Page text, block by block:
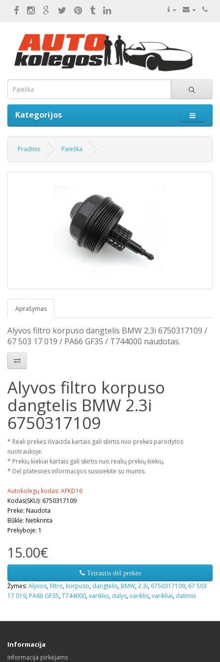
Kategorijos
Pradinis Paieška
Aprašymas
Alyvos filtro korpuso dangtelis BMW 2.3i 6750317109 /
67 503 17 019 / PA66 GF35 / T744000 naudotas.
Alyvos filtro korpuso
dangtelis BMW 2.3i
6750317109
* Reali prekės išvaizda kartais gali skirtis nuo prekės parodytos
nuotraukoje.
* Prekių kiekiai kartais gali skirtis nuo realių prekių kiekių.
* Dėl platesnės informacijos susisiekite su mumis.
Autokolegų kodas: AFKD16
Kodas(SKU): 6750317109
Prekė: Naudota
Būklė: Netikrinta
Prekyboje: 1
15.00€
Teirautis dėl prekės
Žymės: Alyvos,filtro, korpuso, dangtelis, BMW,2.3i, 6750317109, 67 503
17 019, PA66 GF35,T744000,variklio, dalys,variklis,varikliai, dalimis
Informacija
Informacija pirkėjams